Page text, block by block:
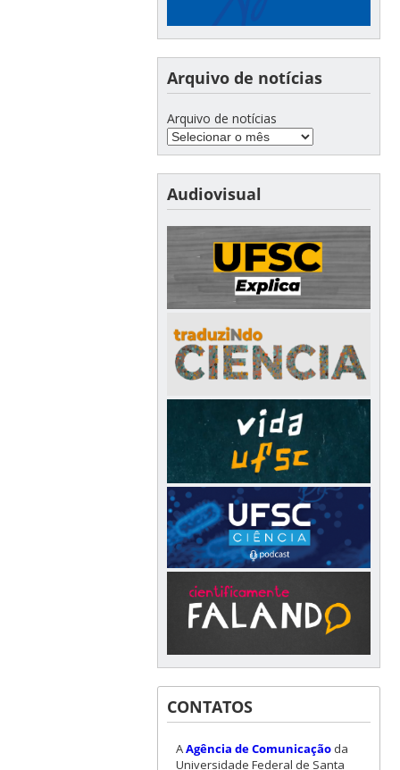
Arquivo de notícias
Arquivo de notícias
Audiovisual
CONTATOS
AAgência de Comunicaçãoda
Universidade Federal de Santa